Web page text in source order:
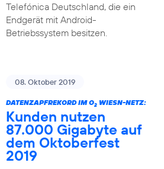
Telefónica Deutschland, die ein
Endgerät mit Android-
Betriebssystem besitzen.
08. Oktober 2019
DATENZAPFREKORD IM O2WIESN-NETZ:
Kunden nutzen
87.000 Gigabyte auf
dem Oktoberfest
2019